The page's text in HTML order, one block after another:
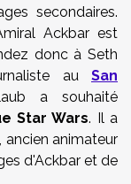
secondaires.
Ackbar est
donc à Seth
au San
a souhaité
Star Wars. Il a
ancien animateur
d'Ackbar et de